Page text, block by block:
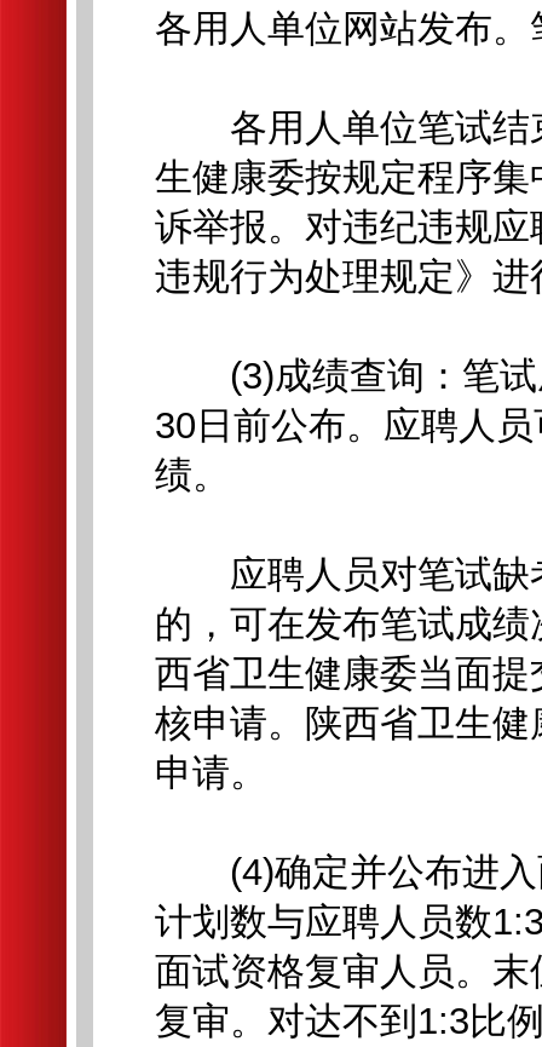
各用人单位网站发布
各用人单位笔试结
生健康委按规定程序
诉举报。对违纪违规
违规行为处理规定》进
(3)成绩查询：笔试
30日前公布。应聘人
绩。
应聘人员对笔试缺
的，可在发布笔试成
西省卫生健康委当面
核申请。陕西省卫生
申请。
(4)确定并公布进入
计划数与应聘人员数
面试资格复审人员。
复审。对达不到1:3比